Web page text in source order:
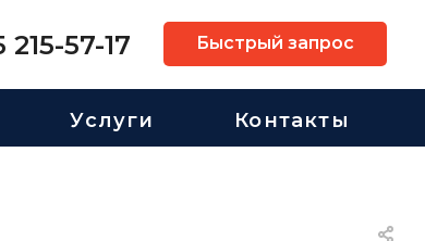
215-57-17 Быстрый запрос
Услуги Контакты